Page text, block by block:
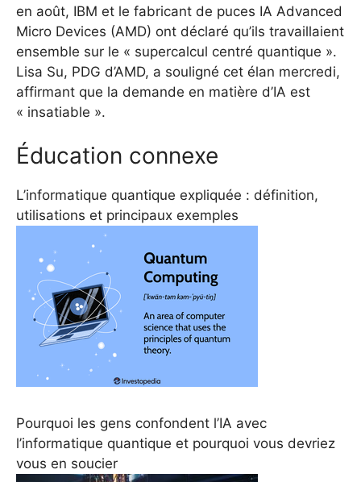
en août, IBM et le fabricant de puces IA Advanced
Micro Devices (AMD) ont déclaré qu’ils travaillaient
ensemble sur le « supercalcul centré quantique ».
Lisa Su, PDG d’AMD, a souligné cet élan mercredi,
affirmant que la demande en matière d’IA est
« insatiable ».
Éducation connexe
L’informatique quantique expliquée : définition,
utilisations et principaux exemples
Pourquoi les gens confondent l’IA avec
l’informatique quantique et pourquoi vous devriez
vous en soucier